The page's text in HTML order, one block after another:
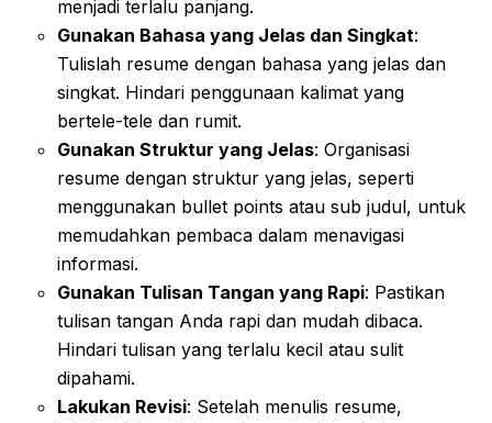
menjadi terlalu panjang.
Gunakan Bahasa yang Jelas dan Singkat:
Tulislah resume dengan bahasa yang jelas dan
singkat. Hindari penggunaan kalimat yang
bertele-tele dan rumit.
Gunakan Struktur yang Jelas: Organisasi
resume dengan struktur yang jelas, seperti
menggunakan bullet points atau sub judul, untuk
memudahkan pembaca dalam menavigasi
informasi.
Gunakan Tulisan Tangan yang Rapi: Pastikan
tulisan tangan Anda rapi dan mudah dibaca.
Hindari tulisan yang terlalu kecil atau sulit
dipahami.
Lakukan Revisi: Setelah menulis resume,